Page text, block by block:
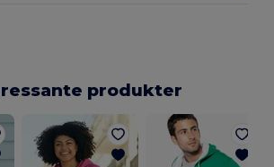
produkter